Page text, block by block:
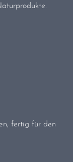
fertig für den